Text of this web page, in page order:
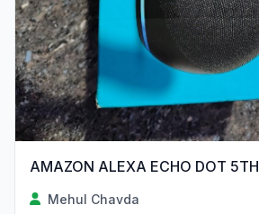
AMAZON ALEXA ECHO DOT
Mehul Chavda